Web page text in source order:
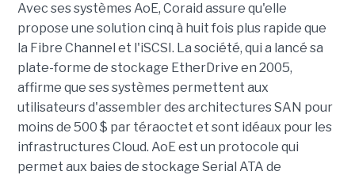
Avec ses systèmes AoE, Coraid assure qu'elle
propose une solution cinq à huit fois plus rapide que
la Fibre Channel et l'iSCSI. La société, qui a lancé sa
plate-forme de stockage EtherDrive en 2005,
affirme que ses systèmes permettent aux
utilisateurs d'assembler des architectures SAN pour
moins de 500 $ par téraoctet et sont idéaux pour les
infrastructures Cloud. AoE est un protocole qui
permet aux baies de stockage Serial ATA de